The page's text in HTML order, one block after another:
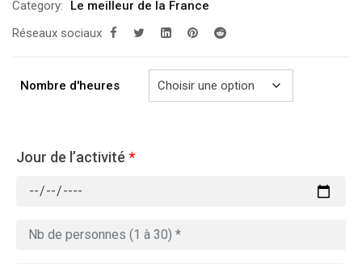
prix :
289.00€
729.00€
Category:
Le meilleur de la France
Réseaux sociaux
Nombre d'heures
Jour de l’activité *